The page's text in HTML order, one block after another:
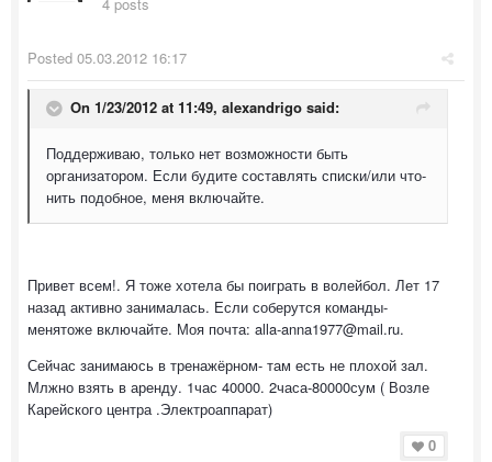
Posted 05.03.2012 16:17
On 1/23/2012 at 11:49, alexandrigo said:
Поддерживаю, только нет возможности быть
организатором. Если будите составлять списки/или что-
нить подобное, меня включайте.
Привет всем!. Я тоже хотела бы поиграть в волейбол. Лет 17
назад активно занималась. Если соберутся команды-
менятоже включайте. Моя почта: alla-anna1977@mail.ru.
Сейчас занимаюсь в тренажёрном- там есть не плохой зал.
Млжно взять в аренду. 1час 40000. 2часа-80000сум ( Возле
Карейского центра .Электроаппарат)
0